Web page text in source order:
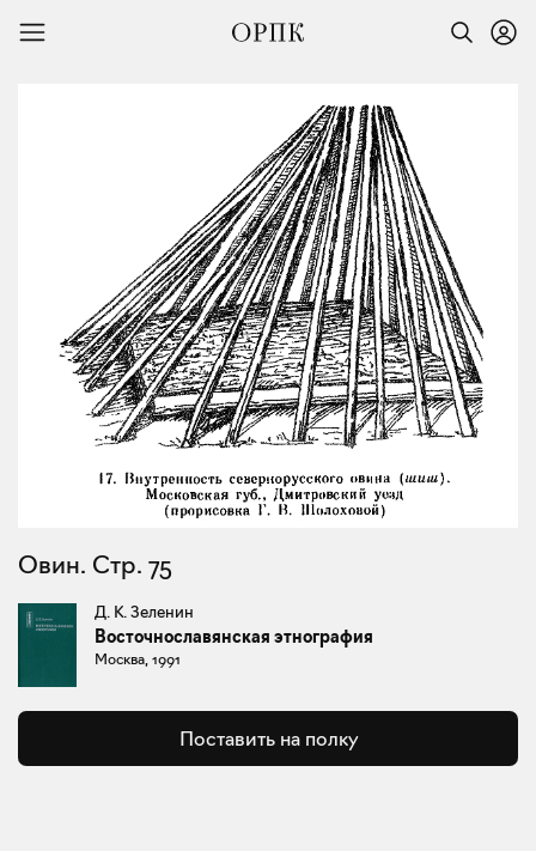
Овин. Стр. 75
Д. К. Зеленин
Восточнославянская этнография
Москва, 1991
Поставить на полку